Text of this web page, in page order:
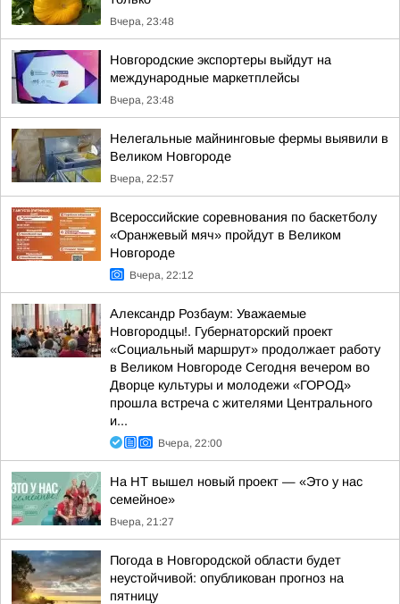
Вчера, 23:48
Новгородские экспортеры выйдут на
международные маркетплейсы
Вчера, 23:48
Нелегальные майнинговые фермы выявили в
Великом Новгороде
Вчера, 22:57
Всероссийские соревнования по баскетболу
«Оранжевый мяч» пройдут в Великом
Новгороде
Вчера, 22:12
Александр Розбаум: Уважаемые
Новгородцы!. Губернаторский проект
«Социальный маршрут» продолжает работу
в Великом Новгороде Сегодня вечером во
Дворце культуры и молодежи «ГОРОД»
прошла встреча с жителями Центрального
и...
Вчера, 22:00
На НТ вышел новый проект — «Это у нас
семейное»
Вчера, 21:27
Погода в Новгородской области будет
неустойчивой: опубликован прогноз на
пятницу